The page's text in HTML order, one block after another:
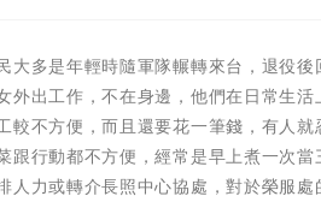
多是年輕時隨軍隊輾轉來台，退役
出工作，不在身邊，他們在日常生活
不方便，而且還要花一筆錢，有人
行動都不方便，經常是早上煮一次
力或轉介長照中心協處，對於榮服